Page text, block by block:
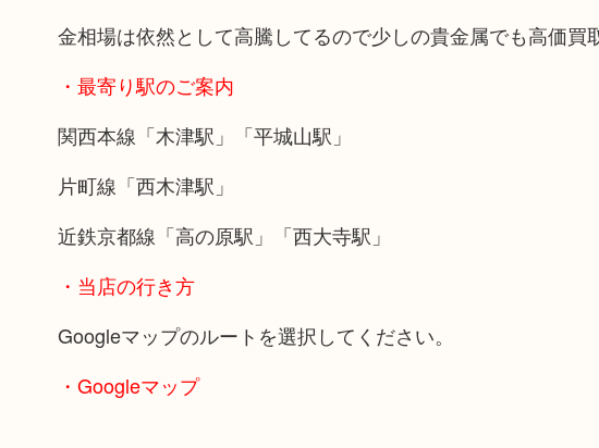
金相場は依然として高騰してるので少しの貴金属でも高価買
・最寄り駅のご案内
関西本線「木津駅」「平城山駅」
片町線「西木津駅」
近鉄京都線「高の原駅」「西大寺駅」
・当店の行き方
Googleマップのルートを選択してください。
・Googleマップ